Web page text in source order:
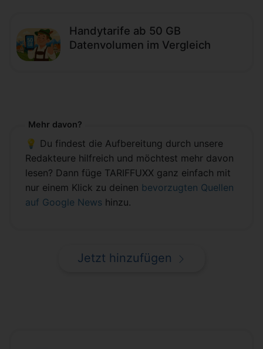
Handytarife ab 50 GB
Datenvolumen im Vergleich
Mehr davon?
💡 Du findest die Aufbereitung durch unsere
Redakteure hilfreich und möchtest mehr davon
lesen? Dann füge TARIFFUXX ganz einfach mit
nur einem Klick zu deinen bevorzugten Quellen
auf Google News hinzu.
Jetzt hinzufügen